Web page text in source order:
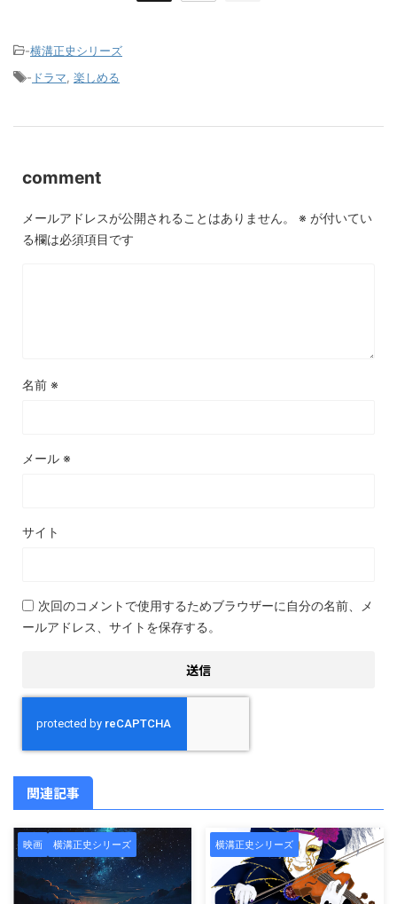
-横溝正史シリーズ
- ドラマ 楽しめる
comment
メールアドレスが公開されることはありません。 ※ が付いてい
る欄は必須項目です
名前 ※
メール ※
サイト
次回のコメントで使用するためブラウザーに自分の名前、メ
ールアドレス、サイトを保存する。
関連記事
映画 横溝正史シリーズ 横溝正史シリーズ